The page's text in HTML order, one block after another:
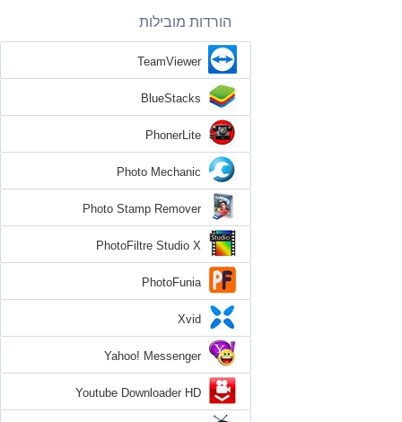
הורדות מובילות
TeamViewer
BlueStacks
PhonerLite
Photo Mechanic
Photo Stamp Remover
PhotoFiltre Studio X
PhotoFunia
Xvid
Yahoo! Messenger
Youtube Downloader HD